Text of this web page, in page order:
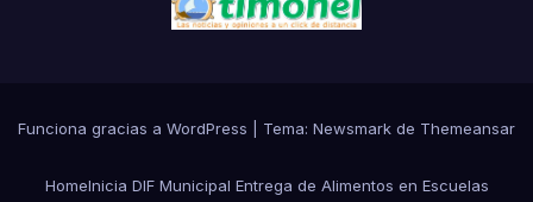
Funciona gracias a WordPress Tema: Newsmark de Themeansar
HomeInicia DIF Municipal Entrega de Alimentos en Escuelas